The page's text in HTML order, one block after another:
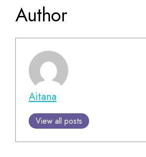
Author
Aitana
View all posts